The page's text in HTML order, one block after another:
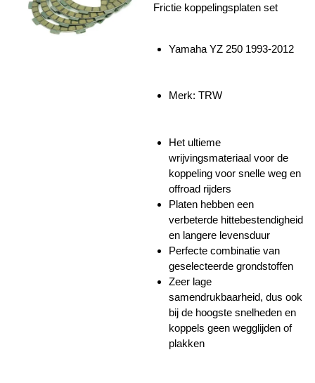
Frictie koppelingsplaten set
Yamaha YZ 250 1993-2012
Merk: TRW
Het ultieme
wrijvingsmateriaal voor de
koppeling voor snelle weg en
offroad rijders
Platen hebben een
verbeterde hittebestendigheid
en langere levensduur
Perfecte combinatie van
geselecteerde grondstoffen
Zeer lage
samendrukbaarheid, dus ook
bij de hoogste snelheden en
koppels geen wegglijden of
plakken